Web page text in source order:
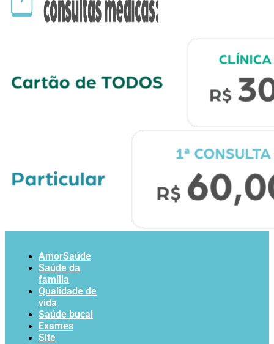
AmorSaúde
Saúde da
família
Qualidade de
vida
Saúde bucal
Exames
Site